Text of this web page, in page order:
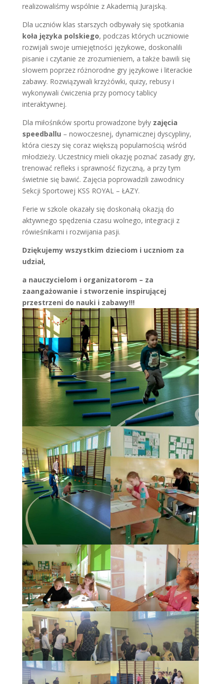
realizowaliśmy wspólnie z Akademią Jurajską.
Dla uczniów klas starszych odbywały się spotkania
koła języka polskiego, podczas których uczniowie
rozwijali swoje umiejętności językowe, doskonalili
pisanie i czytanie ze zrozumieniem, a także bawili się
słowem poprzez różnorodne gry językowe i literackie
zabawy. Rozwiązywali krzyżówki, quizy, rebusy i
wykonywali ćwiczenia przy pomocy tablicy
interaktywnej.
Dla miłośników sportu prowadzone były zajęcia
speedballu – nowoczesnej, dynamicznej dyscypliny,
która cieszy się coraz większą popularnością wśród
młodzieży. Uczestnicy mieli okazję poznać zasady gry,
trenować refleks i sprawność fizyczną, a przy tym
świetnie się bawić. Zajęcia poprowadzili zawodnicy
Sekcji Sportowej KSS ROYAL – ŁAZY.
Ferie w szkole okazały się doskonałą okazją do
aktywnego spędzenia czasu wolnego, integracji z
rówieśnikami i rozwijania pasji.
Dziękujemy wszystkim dzieciom i uczniom za
udział,
a nauczycielom i organizatorom – za
zaangażowanie i stworzenie inspirującej
przestrzeni do nauki i zabawy!!!